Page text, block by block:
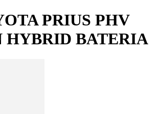
PRIUS PHV
HYBRID BATERIA